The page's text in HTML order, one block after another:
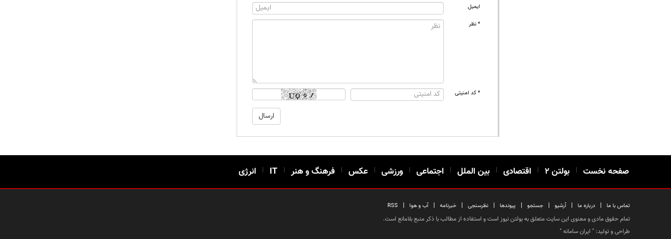
ایمیل
* نظر
* کد امنیتی
صفحه نخست | بولتن ۲ | اقتصادی | بین الملل | اجتماعی | ورزشی | عکس | فرهنگ و هنر |
IT
| انرژی
تماس با ما | درباره ما | آرشیو | جستجو | پیوندها | نظرسنجی | خبرنامه | آب و هوا |
RSS
تمام حقوق مادی و معنوی این سایت متعلق به بولتن نیوز است و استفاده از مطالب با ذکر منبع بلامانع است.
طراحی و تولید: " ایران سامانه"